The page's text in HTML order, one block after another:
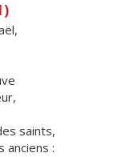
saints,
anciens :